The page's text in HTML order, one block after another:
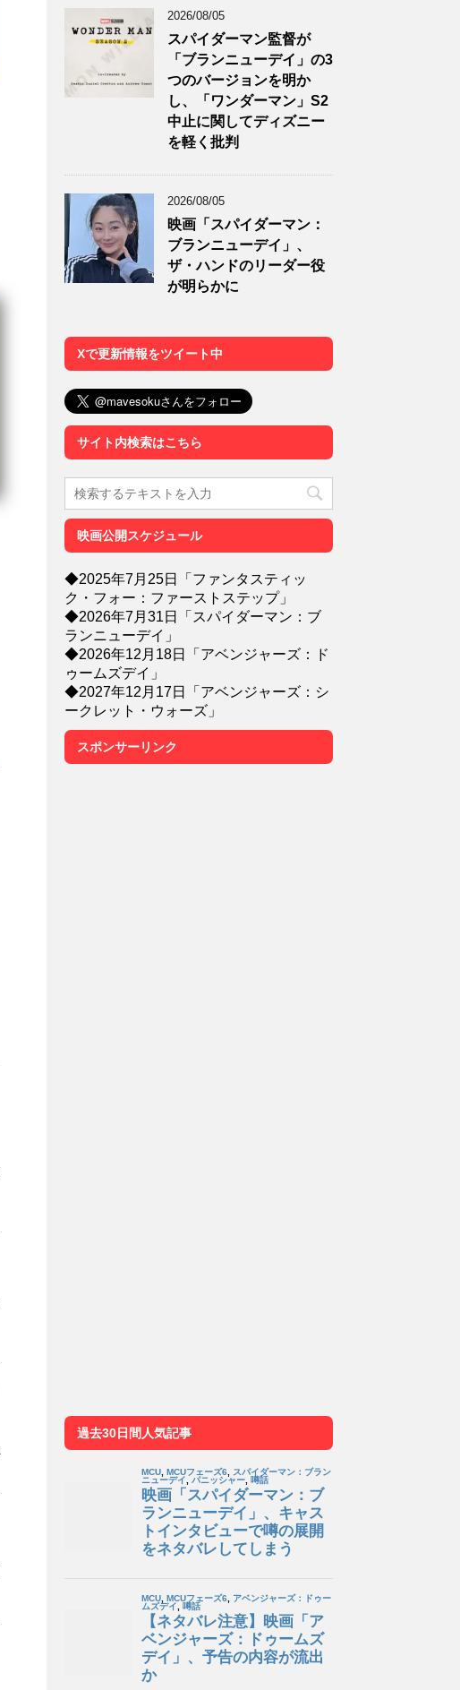
2026/08/05
スパイダーマン監督が
「ブランニューデイ」の3
つのバージョンを明か
し、「ワンダーマン」S2
中止に関してディズニー
を軽く批判
2026/08/05
映画「スパイダーマン：
ブランニューデイ」、
ザ・ハンドのリーダー役
が明らかに
Xで更新情報をツイート中
サイト内検索はこちら
映画公開スケジュール
◆2025年7月25日「ファンタスティッ
ク・フォー：ファーストステップ」
◆2026年7月31日「スパイダーマン：ブ
ランニューデイ」
◆2026年12月18日「アベンジャーズ：ド
ゥームズデイ」
◆2027年12月17日「アベンジャーズ：シ
ークレット・ウォーズ」
スポンサーリンク
過去30日間人気記事